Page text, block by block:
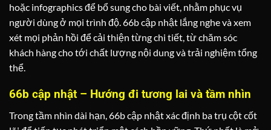
hoặc infographics để bổ sung cho bài viết, nhằm phục vụ
người dùng ở mọi trình độ. 66b cập nhật lắng nghe và xem
xét mọi phản hồi để cải thiện từng chi tiết, từ chăm sóc
khách hàng cho tới chất lượng nội dung và trải nghiệm tổng
thể.
66b cập nhật – Hướng đi tương lai và tầm nhìn
Trong tầm nhìn dài hạn, 66b cập nhật xác định ba trụ cột cốt